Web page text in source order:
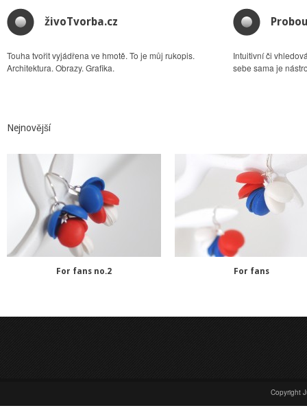
živoTvorba.cz
Touha tvořit vyjádřena ve hmotě. To je můj rukopis.
Architektura. Obrazy. Grafika.
Intuitivní či
sebe sama je
Nejnovější
For fans no.2 For fans
Copyright